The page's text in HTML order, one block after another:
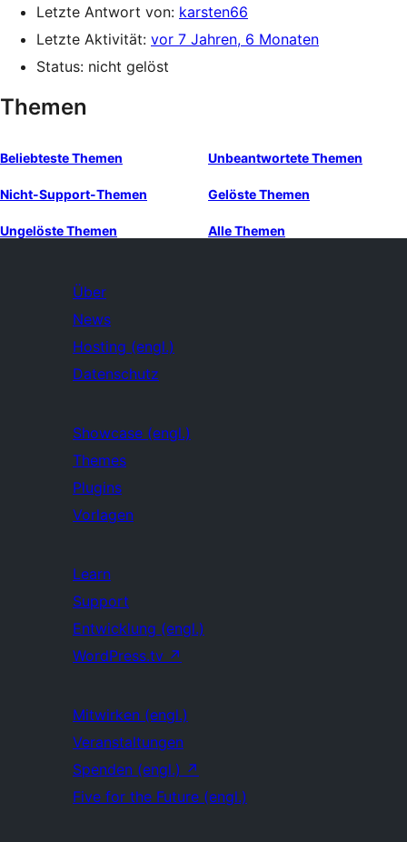
Letzte Antwort von: karsten66
Letzte Aktivität: vor 7 Jahren, 6 Monaten
Status: nicht gelöst
Themen
Beliebteste Themen Unbeantwortete Themen
Nicht-Support-Themen Gelöste Themen
Ungelöste Themen Alle Themen
Über
News
Hosting (engl.)
Datenschutz
Showcase (engl.)
Themes
Plugins
Vorlagen
Learn
Support
Entwicklung (engl.)
WordPress.tv ↗
Mitwirken (engl.)
Veranstaltungen
Spenden (engl.) ↗
Five for the Future (engl.)